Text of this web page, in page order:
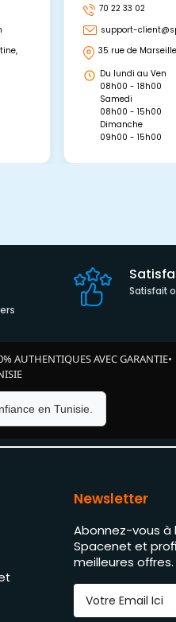
70 22 33 02
support-
35 rue de
Du lundi au Ven
08h00 - 18h00
Samedi
08h00 - 15h00
Dimanche
09h00 - 15h00
Satisfait
AUTHENTIQUES AVEC GARANTIE•
en Tunisie.
Newsletter
Abonnez-vous à
Spacenet et
meilleures offres.